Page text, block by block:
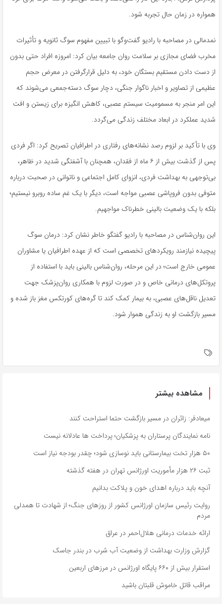
همواره در زمان حال تجربه شود.
نمدمالی در مصاحبه با رادیو گفت‌وگو با تبیین مفهوم سوگ ثانویه و تأثیرات
مخرب فضای مجازی بر سلامت روان جامعه بیان کرد: امروزه افراد حتی بدون
از دست‌ دادن مستقیم بستگان خود، به دلیل قرارگرفتن در معرض حجم
عظیمی از تصاویر و اخبار ناگوار جنگی، دچار سوگ دسته‌جمعی می‌شوند که
این امر منجر به مسمومیت سیستم عصبی، کاهش انگیزه برای زیستن و افت
شدید عملکرد در ابعاد مختلف زندگی می‌گردد.
وی با تأکید بر لزوم رصد نشانه‌های رفتاری در اطرافیان تصریح کرد: اگر فردی
پس از گذشت بیش از ۶ ماه از فقدان، همچنان با آشفتگی شدید در ظاهر،
بی‌توجهی به بهداشت فردی، انزوای کامل اجتماعی و ناتوانی در صحبت درباره
متوفی بدون فروپاشی عصبی مواجه است، دیگر با یک غم ساده روبرو نیستیم؛
بلکه با یک وضعیت بالینی خطرناک مواجهیم.
این روان‌شناس در مصاحبه با رادیو گفتگو خاطر نشان کرد: درمان سوگ
پیچیده نیازمند رویکردهای تخصصی است که از عهده اطرافیان یا مشاوران
عمومی خارج است؛ در این مرحله، روان‌شناس بالینی باید با استفاده از
پروتکل‌های درمانی خاص و در صورت لزوم با همکاری روان‌پزشک جهت
تعدیل ناقل‌های عصبی، به بیمار کمک کند تا گره‌های کورتکس مغز باز شده و
مسیر بازگشت او به زندگی هموار شود.
مشاهده بیشتر
میعادفر: زائران در مسیر بازگشت حتما استراحت کنند
نامه نمایندگان پرستاران به پزشکیان؛ پرداخت ها عادلانه نیست
۵۰ هزار تخت بیمارستانی باید نوسازی شود؛ چقدر بودجه نیاز است
ثبت ۲۶ هزار مأموریت اورژانس تهران در هفته گذشته
آنچه باید درباره اهدای خون و پلاکت بدانیم
روایت رئیس سازمان اورژانس کشور از روزهای جنگ؛ از شهادت تا همدلی
مردم
ارائه خدمات درمانی هلال‌احمر در عراق
گزارش وزارت بهداشت از وضعیت آب شرب در بندر جاسک
استقرار بیش از ۶۶۰ پایگاه اورژانس در مرزهای اربعین
مراقب قاتل خاموش قلبتان باشید